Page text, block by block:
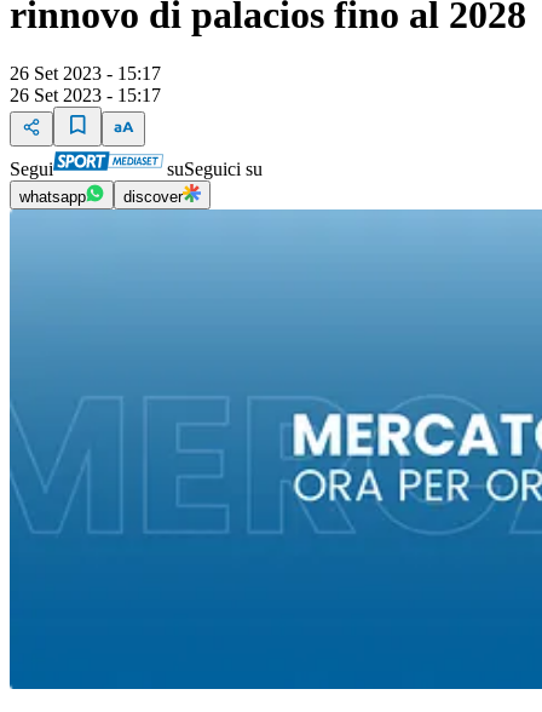
rinnovo di palacios fino al 2028
26 Set 2023 - 15:17
26 Set 2023 - 15:17
Segui suSeguici su
whatsapp discover